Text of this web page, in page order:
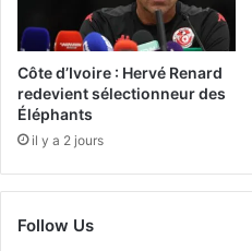
Côte d’Ivoire : Hervé Renard
redevient sélectionneur des
Éléphants
il y a 2 jours
Follow Us